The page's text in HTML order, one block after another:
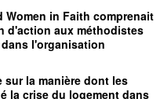
Women in Faith comprenait
d'action aux méthodistes
l'organisation
la manière dont les
la crise du logement dans